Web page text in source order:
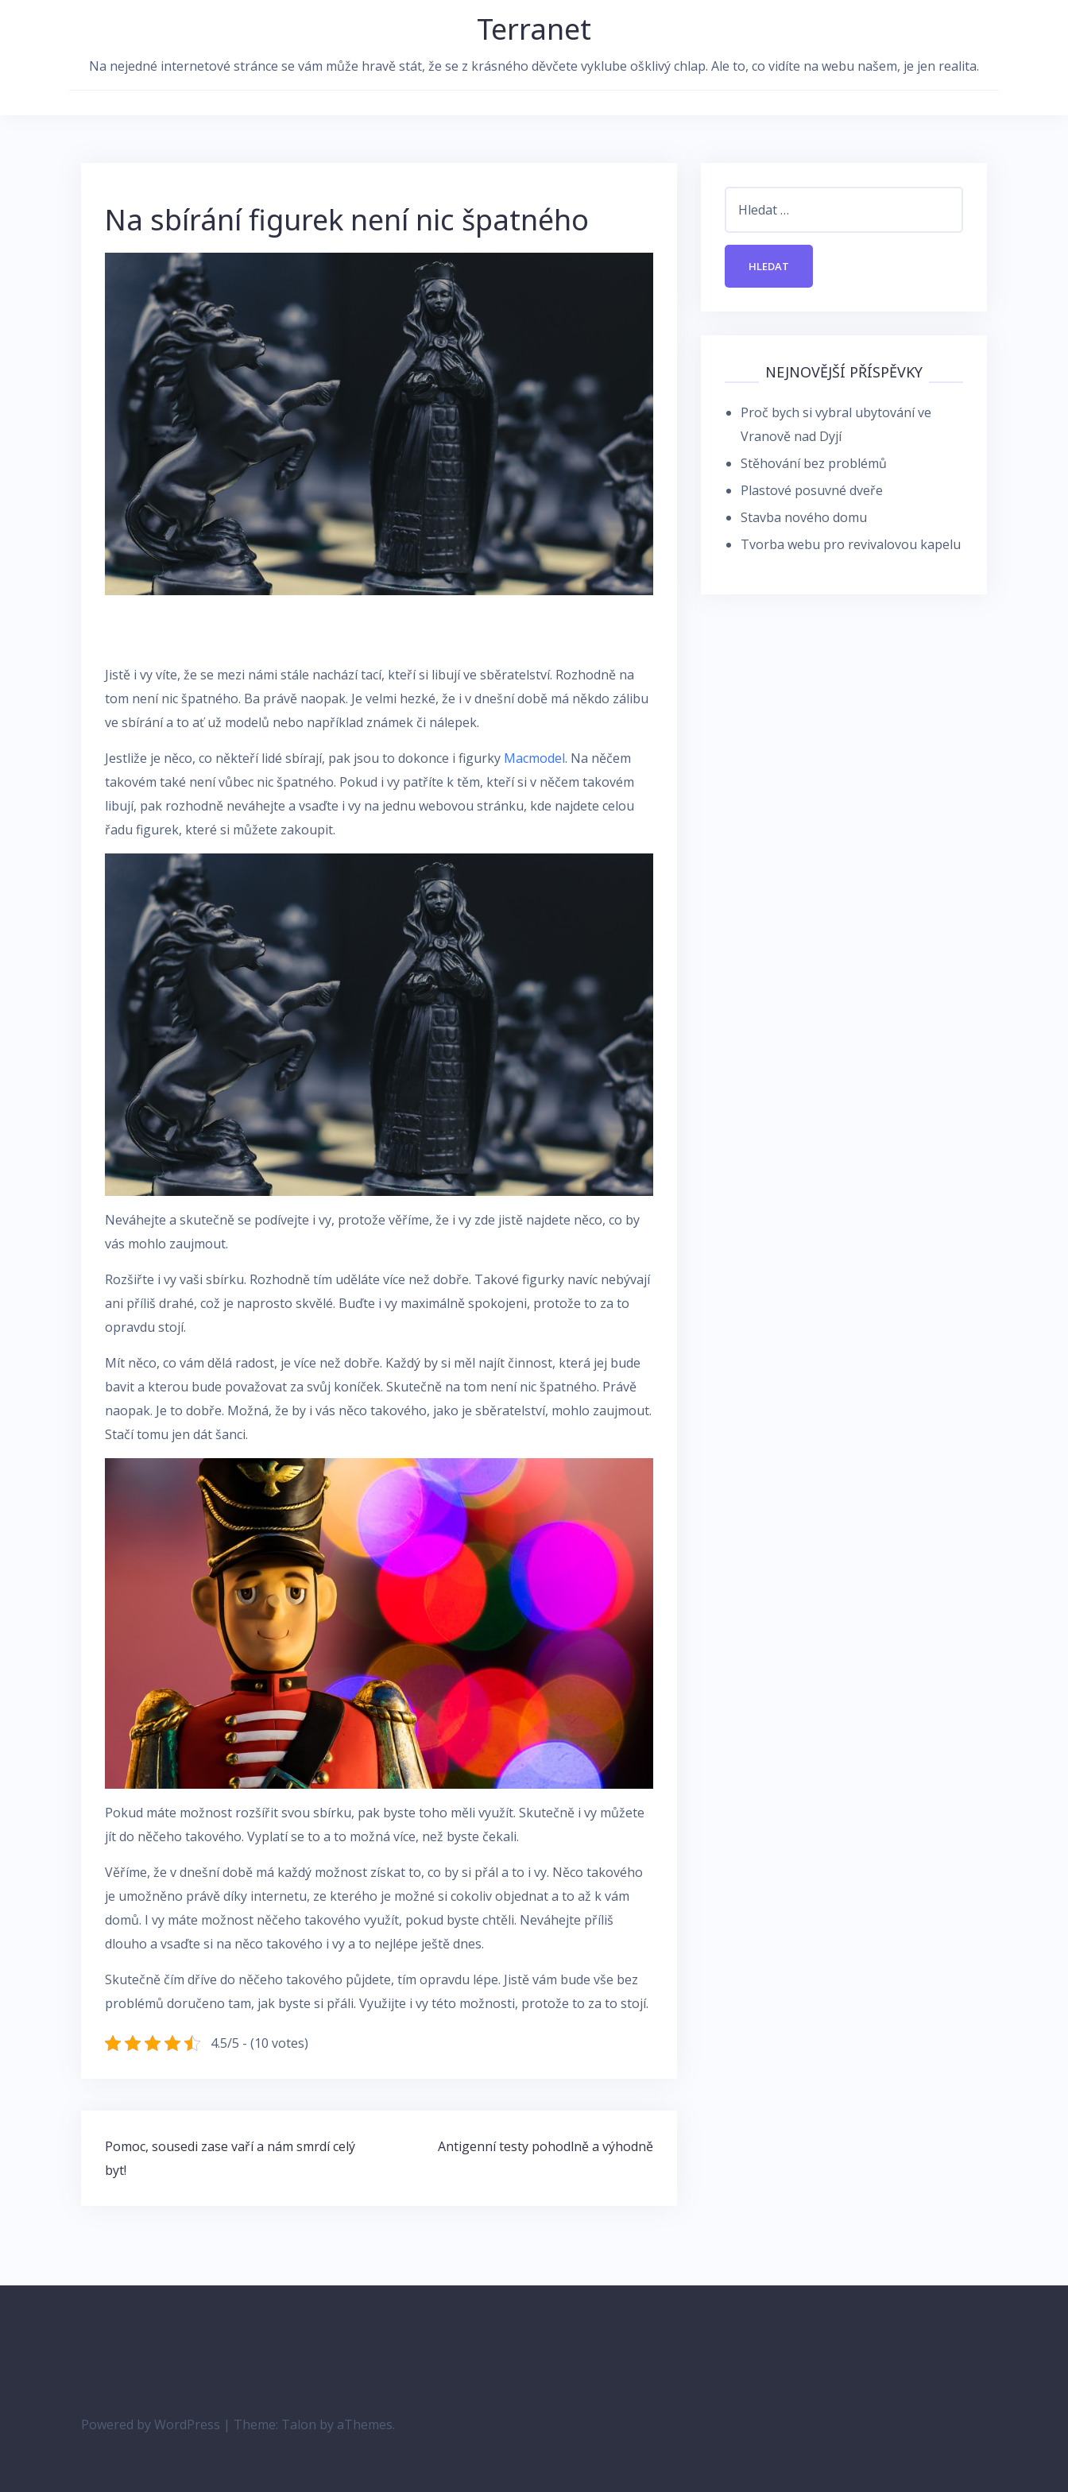
Terranet
Na nejedné internetové stránce se vám může hravě stát, že se z krásného děvčete vyklube ošklivý chlap. Ale to, co vidíte na webu našem, je jen realita.
Na sbírání figurek není nic špatného
Jistě i vy víte, že se mezi námi stále nachází tací, kteří si libují ve sběratelství. Rozhodně na
tom není nic špatného. Ba právě naopak. Je velmi hezké, že i v dnešní době má někdo zálibu
ve sbírání a to ať už modelů nebo například známek či nálepek.
Jestliže je něco, co někteří lidé sbírají, pak jsou to dokonce i figurky Macmodel. Na něčem
takovém také není vůbec nic špatného. Pokud i vy patříte k těm, kteří si v něčem takovém
libují, pak rozhodně neváhejte a vsaďte i vy na jednu webovou stránku, kde najdete celou
řadu figurek, které si můžete zakoupit.
Neváhejte a skutečně se podívejte i vy, protože věříme, že i vy zde jistě najdete něco, co by
vás mohlo zaujmout.
Rozšiřte i vy vaši sbírku. Rozhodně tím uděláte více než dobře. Takové figurky navíc nebývají
ani příliš drahé, což je naprosto skvělé. Buďte i vy maximálně spokojeni, protože to za to
opravdu stojí.
Mít něco, co vám dělá radost, je více než dobře. Každý by si měl najít činnost, která jej bude
bavit a kterou bude považovat za svůj koníček. Skutečně na tom není nic špatného. Právě
naopak. Je to dobře. Možná, že by i vás něco takového, jako je sběratelství, mohlo zaujmout.
Stačí tomu jen dát šanci.
Pokud máte možnost rozšířit svou sbírku, pak byste toho měli využít. Skutečně i vy můžete
jít do něčeho takového. Vyplatí se to a to možná více, než byste čekali.
Věříme, že v dnešní době má každý možnost získat to, co by si přál a to i vy. Něco takového
je umožněno právě díky internetu, ze kterého je možné si cokoliv objednat a to až k vám
domů. I vy máte možnost něčeho takového využít, pokud byste chtěli. Neváhejte příliš
dlouho a vsaďte si na něco takového i vy a to nejlépe ještě dnes.
Skutečně čím dříve do něčeho takového půjdete, tím opravdu lépe. Jistě vám bude vše bez
problémů doručeno tam, jak byste si přáli. Využijte i vy této možnosti, protože to za to stojí.
4.5/5 - (10 votes)
Navigace
pro
Pomoc, sousedi zase vaří a nám smrdí celý
byt!
Antigenní testy pohodlně a výhodně
NEJNOVĚJŠÍ PŘÍSPĚVKY
Proč bych si vybral ubytování ve
Vranově nad Dyjí
Stěhování bez problémů
Plastové posuvné dveře
Stavba nového domu
Tvorba webu pro revivalovou kapelu
Powered by WordPress | Theme: Talon by aThemes.